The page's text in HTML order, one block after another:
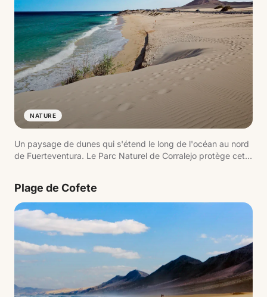
NATURE
Un paysage de dunes qui s'étend le long de l'océan au nord
de Fuerteventura. Le Parc Naturel de Corralejo protège cet
Plage de Cofete